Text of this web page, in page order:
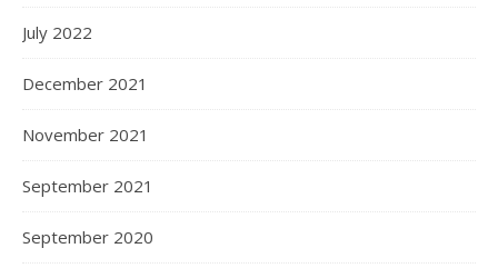
July 2022
December 2021
November 2021
September 2021
September 2020